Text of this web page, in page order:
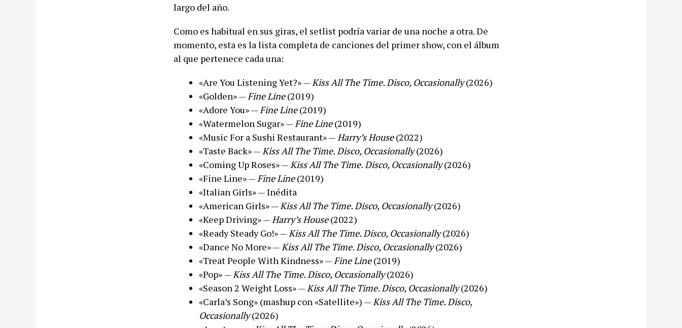
largo del año.
Como es habitual en sus giras, el setlist podría variar de una noche a otra. De
momento, esta es la lista completa de canciones del primer show, con el álbum
al que pertenece cada una:
«Are You Listening Yet?» —Kiss All The Time. Disco, Occasionally(2026)
«Golden» —Fine Line(2019)
«Adore You» —Fine Line(2019)
«Watermelon Sugar» —Fine Line(2019)
«Music For a Sushi Restaurant» —Harry’s House(2022)
«Taste Back» —Kiss All The Time. Disco, Occasionally(2026)
«Coming Up Roses» —Kiss All The Time. Disco, Occasionally(2026)
«Fine Line» —Fine Line(2019)
«Italian Girls» — Inédita
«American Girls» —Kiss All The Time. Disco, Occasionally(2026)
«Keep Driving» —Harry’s House(2022)
«Ready Steady Go!» —Kiss All The Time. Disco, Occasionally(2026)
«Dance No More» —Kiss All The Time. Disco, Occasionally(2026)
«Treat People With Kindness» —Fine Line(2019)
«Pop» —Kiss All The Time. Disco, Occasionally(2026)
«Season 2 Weight Loss» —Kiss All The Time. Disco, Occasionally(2026)
«Carla’s Song» (mashup con «Satellite») —Kiss All The Time. Disco,
Occasionally(2026)